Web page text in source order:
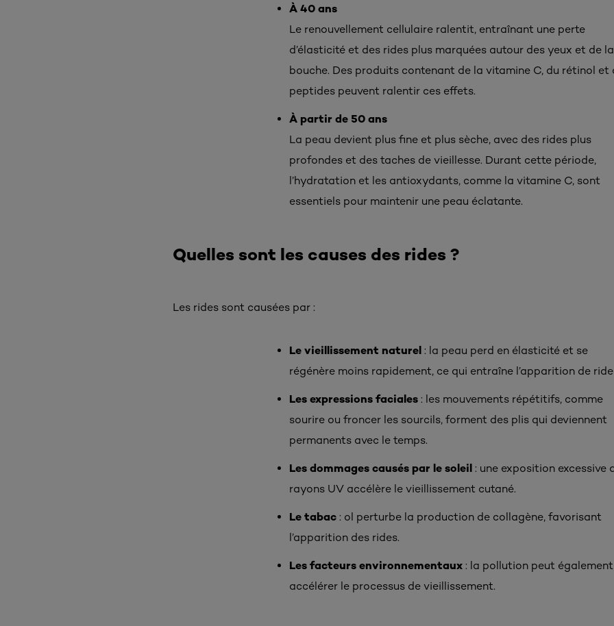
À 40 ans
Le renouvellement cellulaire ralentit, entraînant une perte
d’élasticité et des rides plus marquées autour des yeux et de la
bouche. Des produits contenant de la vitamine C, du rétinol et
peptides peuvent ralentir ces effets.
À partir de 50 ans
La peau devient plus fine et plus sèche, avec des rides plus
profondes et des taches de vieillesse. Durant cette période,
l’hydratation et les antioxydants, comme la vitamine C, sont
essentiels pour maintenir une peau éclatante.
Quelles sont les causes des rides ?
Les rides sont causées par :
Le vieillissement naturel : la peau perd en élasticité et se
régénère moins rapidement, ce qui entraîne l’apparition de
Les expressions faciales : les mouvements répétitifs, comme
sourire ou froncer les sourcils, forment des plis qui deviennent
permanents avec le temps.
Les dommages causés par le soleil : une exposition excessive
rayons UV accélère le vieillissement cutané.
Le tabac : ol perturbe la production de collagène, favorisant
l’apparition des rides.
Les facteurs environnementaux : la pollution peut également
accélérer le processus de vieillissement.